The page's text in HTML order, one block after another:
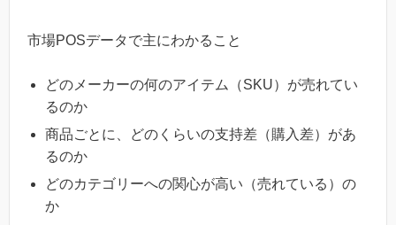
市場POSデータで主にわかること
どのメーカーの何のアイテム（SKU）が売れてい
るのか
商品ごとに、どのくらいの支持差（購入差）があ
るのか
どのカテゴリーへの関心が高い（売れている）の
か